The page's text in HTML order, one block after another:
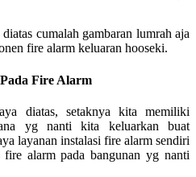
cumalah gambaran lumrah aja
fire alarm keluaran hooseki.
Fire Alarm
diatas, setaknya kita memiliki
yg nanti kita keluarkan buat
layanan instalasi fire alarm sendiri
fire alarm pada bangunan yg nanti